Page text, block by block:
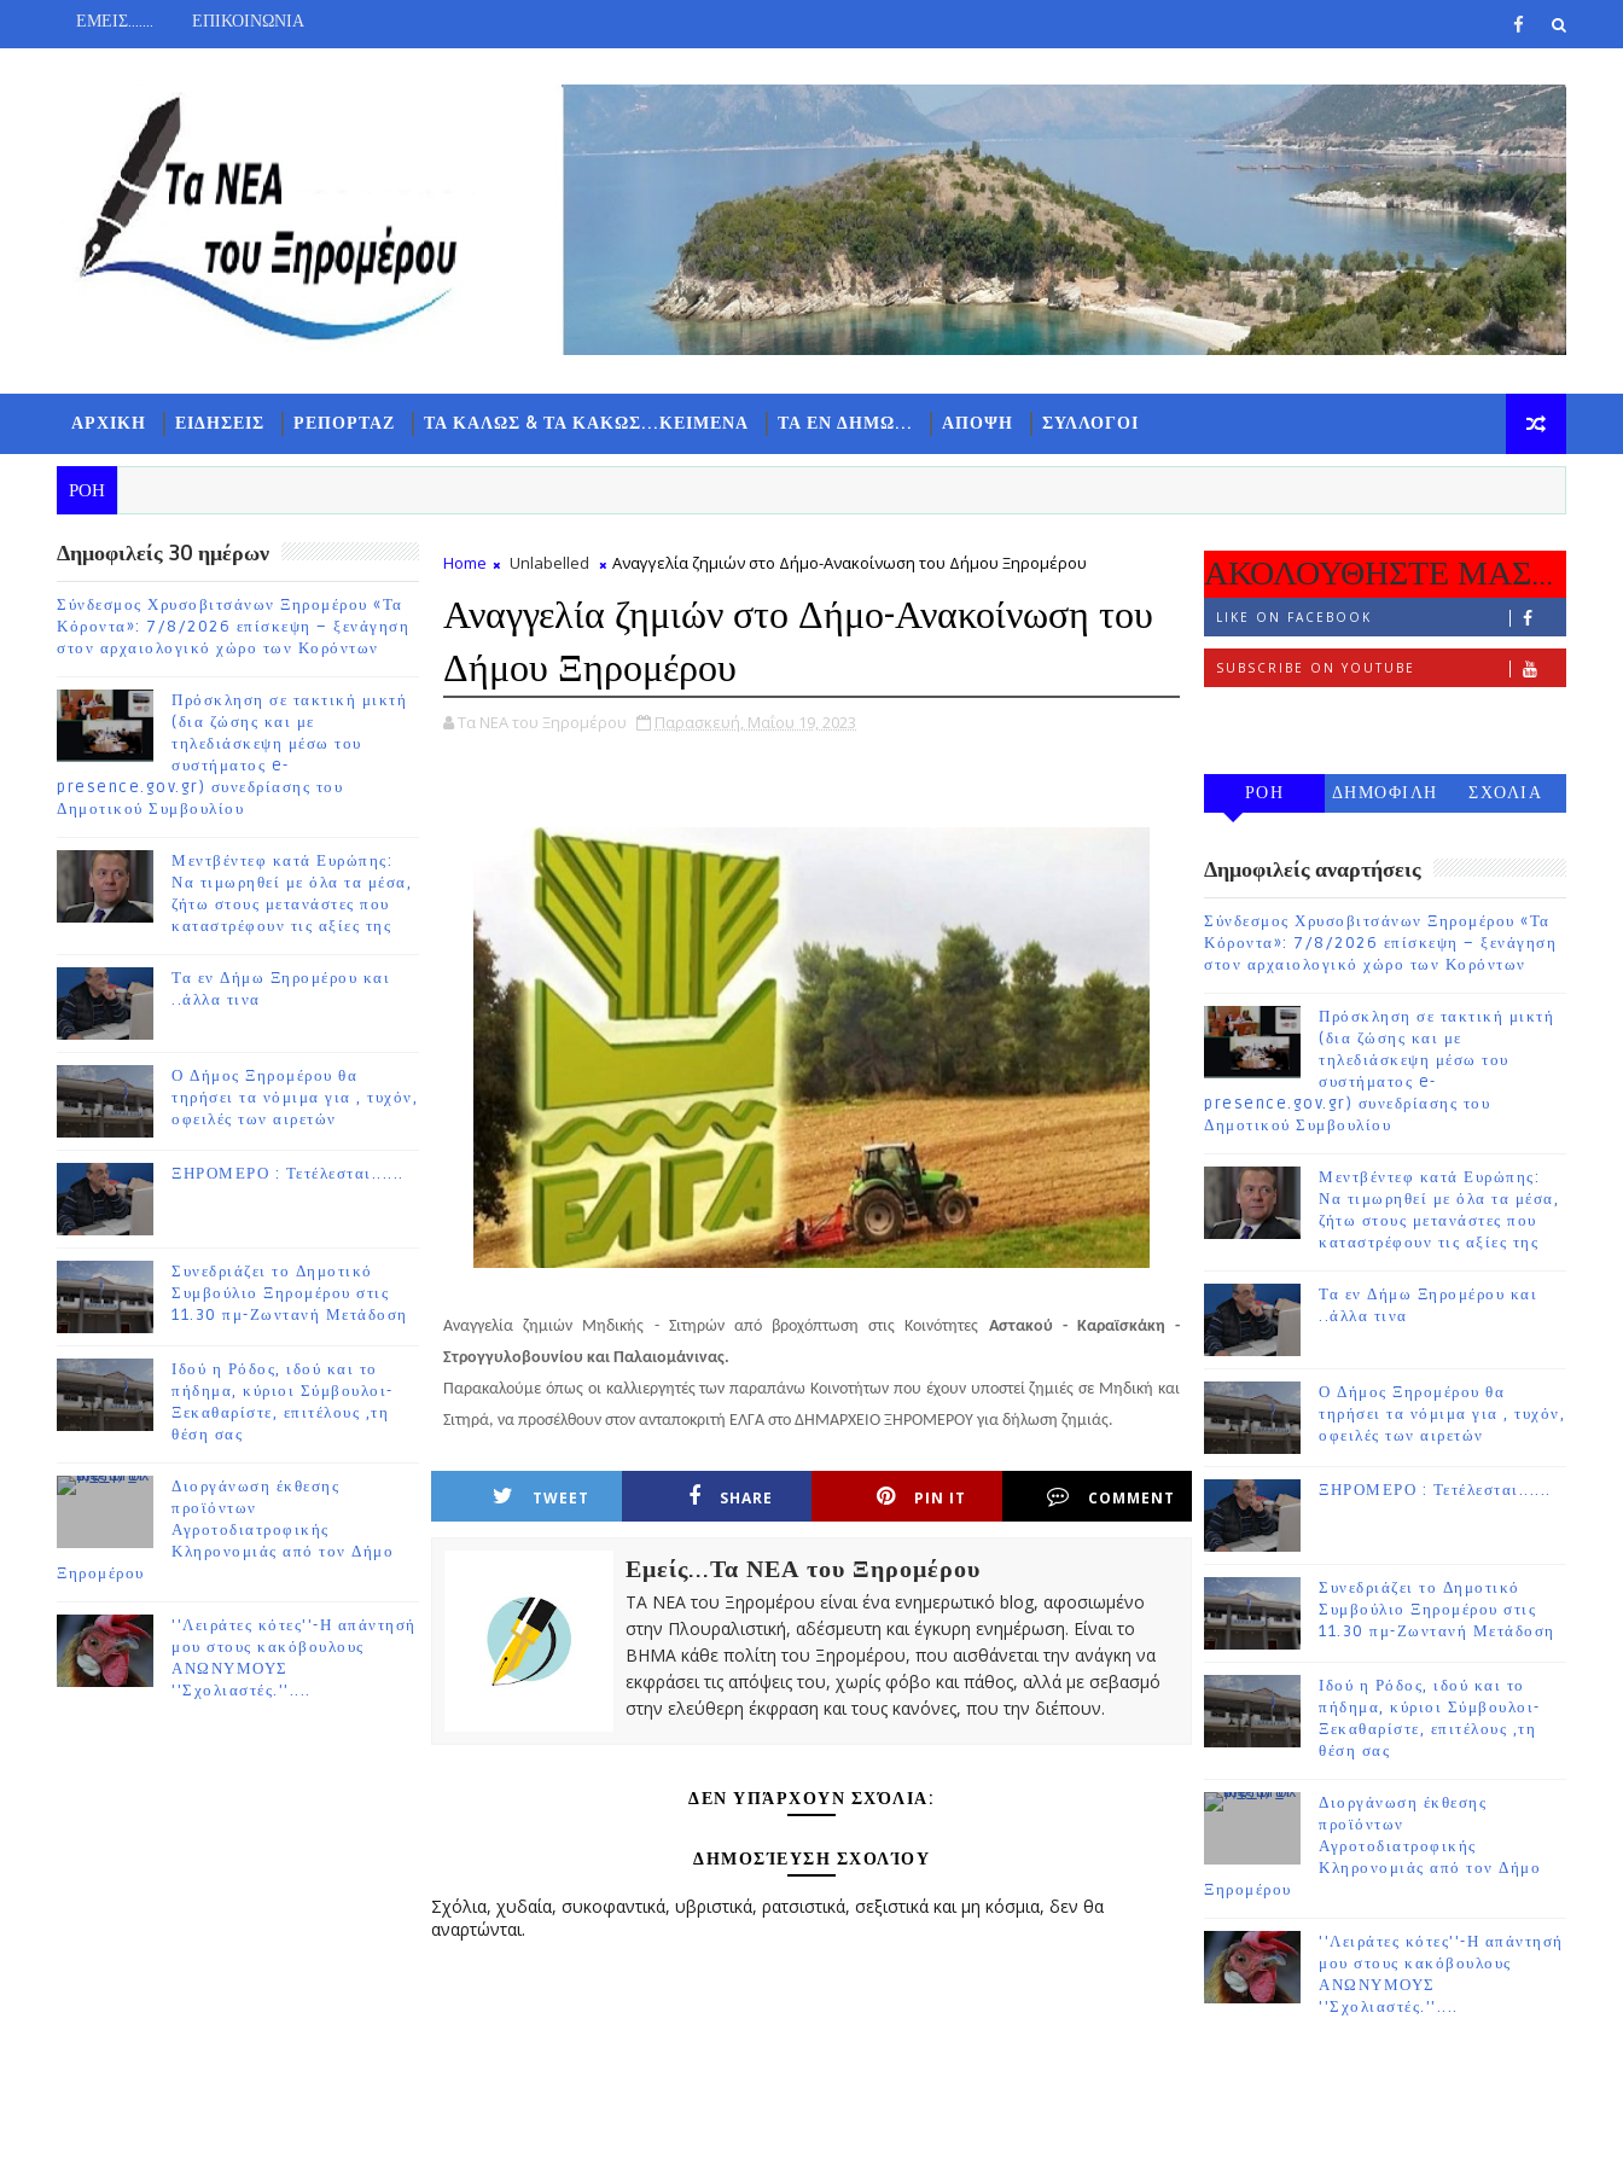
ΕΜΕΙΣ....... ΕΠΙΚΟΙΝΩΝΙΑ
ΑΡΧΙΚΗ ΕΙΔΗΣΕΙΣ ΡΕΠΟΡΤΑΖ ΤΑ ΚΑΛΩΣ & ΤΑ ΚΑΚΩΣ...ΚΕΙΜΕΝΑ ΤΑ ΕΝ ΔΗΜΩ... ΑΠΟΨΗ ΣΥΛΛΟΓΟΙ
ΡΟΗ
Δημοφιλείς 30 ημέρων
Σύνδεσμος Χρυσοβιτσάνων Ξηρομέρου «Τα
Κόροντα»: 7/8/2026 επίσκεψη – ξενάγηση
στον αρχαιολογικό χώρο των Κορόντων
Πρόσκληση σε τακτική μικτή
(δια ζώσης και με
τηλεδιάσκεψη μέσω του
συστήματος e-
presence.gov.gr) συνεδρίασης του
Δημοτικού Συμβουλίου
Μεντβέντεφ κατά Ευρώπης:
Να τιμωρηθεί με όλα τα μέσα,
ζήτω στους μετανάστες που
καταστρέφουν τις αξίες της
Τα εν Δήμω Ξηρομέρου και
..άλλα τινα
Ο Δήμος Ξηρομέρου θα
τηρήσει τα νόμιμα για , τυχόν,
οφειλές των αιρετών
ΞΗΡΟΜΕΡΟ : Τετέλεσται......
Συνεδριάζει το Δημοτικό
Συμβούλιο Ξηρομέρου στις
11.30 πμ-Ζωντανή Μετάδοση
Ιδού η Ρόδος, ιδού και το
πήδημα, κύριοι Σύμβουλοι-
Ξεκαθαρίστε, επιτέλους ,τη
θέση σας
Διοργάνωση έκθεσης
προϊόντων
Αγροτοδιατροφικής
Κληρονομιάς από τον Δήμο
Ξηρομέρου
''Λειράτες κότες''-Η απάντησή
μου στους κακόβουλους
ΑΝΩΝΥΜΟΥΣ
''Σχολιαστές.''....
Home Unlabelled Αναγγελία ζημιών στο Δήμο-Ανακοίνωση του Δήμου Ξηρομέρου
Αναγγελία ζημιών στο Δήμο-Ανακοίνωση του
Δήμου Ξηρομέρου
Τα ΝΕΑ του Ξηρομέρου Παρασκευή, Μαΐου 19, 2023
Αναγγελία ζημιών Μηδικής - Σιτηρών από βροχόπτωση στις Κοινότητες Αστακού - Καραϊσκάκη -
Στρογγυλοβουνίου και Παλαιομάνινας.
Παρακαλούμε όπως οι καλλιεργητές των παραπάνω Κοινοτήτων που έχουν υποστεί ζημιές σε Μηδική και
Σιτηρά, να προσέλθουν στον ανταποκριτή ΕΛΓΑ στο ΔΗΜΑΡΧΕΙΟ ΞΗΡΟΜΕΡΟΥ για δήλωση ζημιάς.
TWEET SHARE PIN IT COMMENT
Εμείς...Τα ΝΕΑ του Ξηρομέρου
ΤΑ ΝΕΑ του Ξηρομέρου είναι ένα ενημερωτικό blog, αφοσιωμένο
στην Πλουραλιστική, αδέσμευτη και έγκυρη ενημέρωση. Είναι το
ΒΗΜΑ κάθε πολίτη του Ξηρομέρου, που αισθάνεται την ανάγκη να
εκφράσει τις απόψεις του, χωρίς φόβο και πάθος, αλλά με σεβασμό
στην ελεύθερη έκφραση και τους κανόνες, που την διέπουν.
ΔΕΝ ΥΠΆΡΧΟΥΝ ΣΧΌΛΙΑ:
ΔΗΜΟΣΊΕΥΣΗ ΣΧΟΛΊΟΥ
Σχόλια, χυδαία, συκοφαντικά, υβριστικά, ρατσιστικά, σεξιστικά και μη κόσμια, δεν θα
αναρτώνται.
ΑΚΟΛΟΥΘΗΣΤΕ ΜΑΣ...
LIKE ON FACEBOOK
SUBSCRIBE ON YOUTUBE
ΡΟΗ
ΔΗΜΟΦΙΛΗ
ΣΧΟΛΙΑ
Δημοφιλείς αναρτήσεις
Σύνδεσμος Χρυσοβιτσάνων Ξηρομέρου «Τα
Κόροντα»: 7/8/2026 επίσκεψη – ξενάγηση
στον αρχαιολογικό χώρο των Κορόντων
Πρόσκληση σε τακτική μικτή
(δια ζώσης και με
τηλεδιάσκεψη μέσω του
συστήματος e-
presence.gov.gr) συνεδρίασης του
Δημοτικού Συμβουλίου
Μεντβέντεφ κατά Ευρώπης:
Να τιμωρηθεί με όλα τα μέσα,
ζήτω στους μετανάστες που
καταστρέφουν τις αξίες της
Τα εν Δήμω Ξηρομέρου και
..άλλα τινα
Ο Δήμος Ξηρομέρου θα
τηρήσει τα νόμιμα για , τυχόν,
οφειλές των αιρετών
ΞΗΡΟΜΕΡΟ : Τετέλεσται......
Συνεδριάζει το Δημοτικό
Συμβούλιο Ξηρομέρου στις
11.30 πμ-Ζωντανή Μετάδοση
Ιδού η Ρόδος, ιδού και το
πήδημα, κύριοι Σύμβουλοι-
Ξεκαθαρίστε, επιτέλους ,τη
θέση σας
Διοργάνωση έκθεσης
προϊόντων
Αγροτοδιατροφικής
Κληρονομιάς από τον Δήμο
Ξηρομέρου
''Λειράτες κότες''-Η απάντησή
μου στους κακόβουλους
ΑΝΩΝΥΜΟΥΣ
''Σχολιαστές.''....